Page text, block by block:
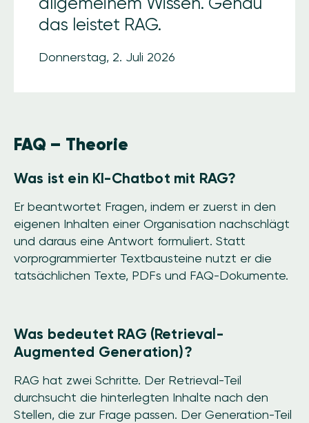
das leistet RAG.
Donnerstag, 2. Juli 2026
FAQ – Theorie
Was ist ein KI-Chatbot mit RAG?
Er beantwortet Fragen, indem er zuerst in den
eigenen Inhalten einer Organisation nachschlägt
und daraus eine Antwort formuliert. Statt
vorprogrammierter Textbausteine nutzt er die
tatsächlichen Texte, PDFs und FAQ-Dokumente.
Was bedeutet RAG (Retrieval-
Augmented Generation)?
RAG hat zwei Schritte. Der Retrieval-Teil
durchsucht die hinterlegten Inhalte nach den
Stellen, die zur Frage passen. Der Generation-Teil